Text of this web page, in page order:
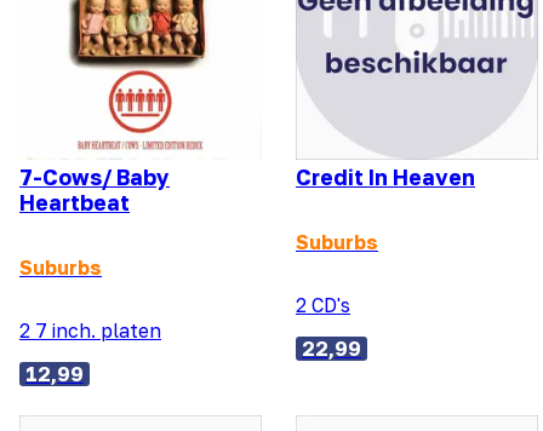
7-Cows/ Baby
Heartbeat
Suburbs
2 7 inch. platen
12,99
Credit In Heaven
Suburbs
2 CD's
22,99